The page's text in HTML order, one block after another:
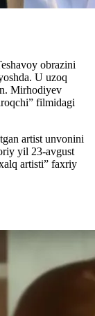
obrazini
U uzoq
Mirhodiyev
filmidagi
artist unvonini
yil 23-avgust
artisti” faxriy